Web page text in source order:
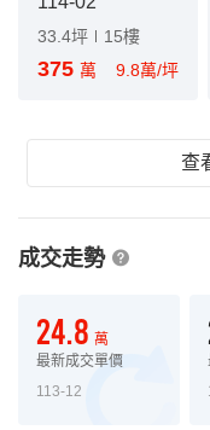
33.4坪 15樓
375 萬 9.8萬/坪
查
成交走勢
24.8 萬
最新成交單價
113-12